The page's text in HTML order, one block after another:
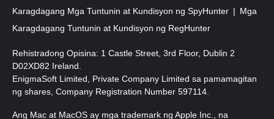
Karagdagang Mga Tuntunin at Kundisyon ng SpyHunter
Mga
Karagdagang Tuntunin at Kundisyon ng RegHunter
Rehistradong Opisina: 1 Castle Street, 3rd Floor, Dublin 2
D02XD82 Ireland.
EnigmaSoft Limited, Private Company Limited sa pamamagitan
ng shares, Company Registration Number 597114.
Ang Mac at MacOS ay mga trademark ng Apple Inc., na